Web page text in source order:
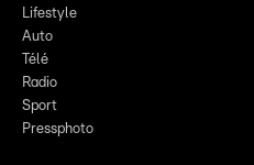
Lifestyle
Auto
Télé
Radio
Sport
Pressphoto